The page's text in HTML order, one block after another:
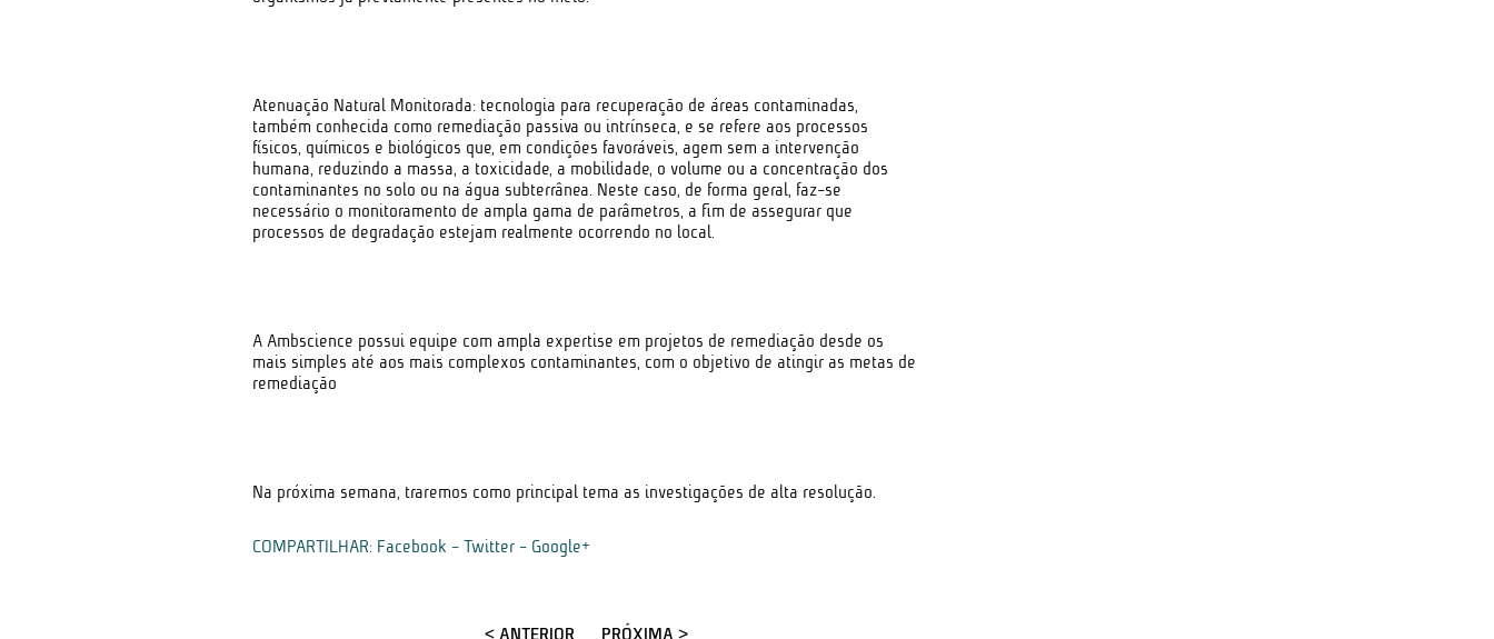
Atenuação Natural Monitorada: tecnologia para recuperação de áreas contaminadas,
também conhecida como remediação passiva ou intrínseca, e se refere aos processos
físicos, químicos e biológicos que, em condições favoráveis, agem sem a intervenção
humana, reduzindo a massa, a toxicidade, a mobilidade, o volume ou a concentração dos
contaminantes no solo ou na água subterrânea. Neste caso, de forma geral, faz-se
necessário o monitoramento de ampla gama de parâmetros, a fim de assegurar que
processos de degradação estejam realmente ocorrendo no local.
A Ambscience possui equipe com ampla expertise em projetos de remediação desde os
mais simples até aos mais complexos contaminantes, com o objetivo de atingir as metas de
remediação
Na próxima semana, traremos como principal tema as investigações de alta resolução.
COMPARTILHAR: Facebook - Twitter - Google+
< ANTERIOR PRÓXIMA >